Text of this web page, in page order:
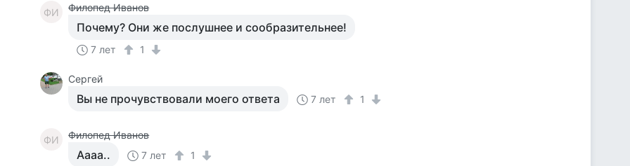
ФИ Филопед Иванов
Почему? Они же послушнее и сообразительнее!
7 лет 1
Сергей
Вы не прочувствовали моего ответа 7 лет 1
ФИ Филопед Иванов
Аааа.. 7 лет 1